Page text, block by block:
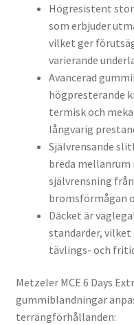
Högresistent
som erbjuder
vilket ger
varierande
Avancerad
högpresterande
termisk och
långvarig
Självrensande
breda
självrensning
bromsförmågan
Däcket är
standarder,
tävlings- och
Metzeler MCE 6 Days
gummiblandningar
terrängförhållanden: